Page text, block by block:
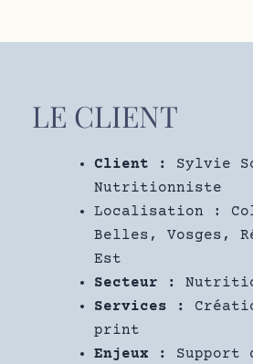
LE CLIENT
Client :
Sylvie
Nutritionniste
Localisation :
Belles, Vosges,
Est
Secteur :
Services :
print
Enjeux :
Support